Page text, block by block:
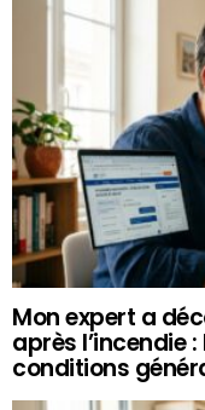
Mon expert a
après l’incendie
conditions